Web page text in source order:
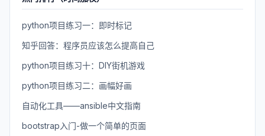
python项目练习一：即时标记
知乎回答：程序员应该怎么提高自己
python项目练习十：DIY街机游戏
python项目练习二：画幅好画
自动化工具——ansible中文指南
bootstrap入门-做一个简单的页面